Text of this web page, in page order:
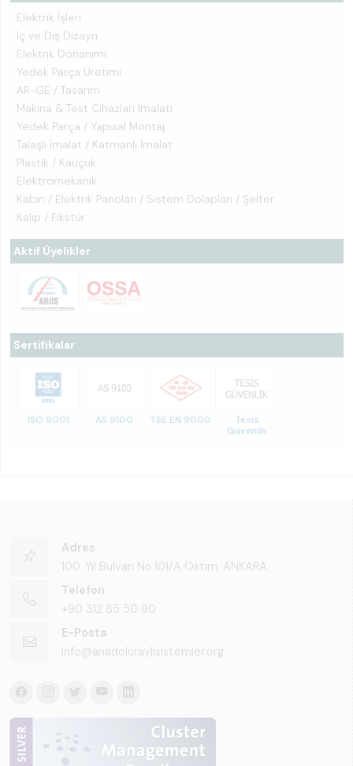
Elektrik İşleri
İç ve Dış Dizayn
Elektrik Donanımı
Yedek Parça Üretimi
AR-GE / Tasarım
Makina & Test Cihazları İmalatı
Yedek Parça / Yapısal Montaj
Talaşlı İmalat / Katmanlı İmalat
Plastik / Kauçuk
Elektromekanik
Kabin / Elektrik Panoları / Sistem Dolapları / Şelter
Kalıp / Fikstür
Aktif Üyelikler
Sertifikalar
ISO 9001 AS 9100 TSE EN 9000
Tesis
Güvenlik
Adres
100. Yıl Bulvarı No:101/A Ostim, ANKARA
Telefon
+90 312 85 50 90
E-Posta
info@anadoluraylisistemler.org